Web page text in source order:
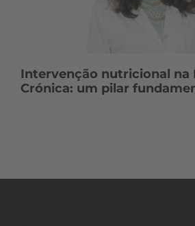
Intervenção nutricional na
Crónica: um pilar